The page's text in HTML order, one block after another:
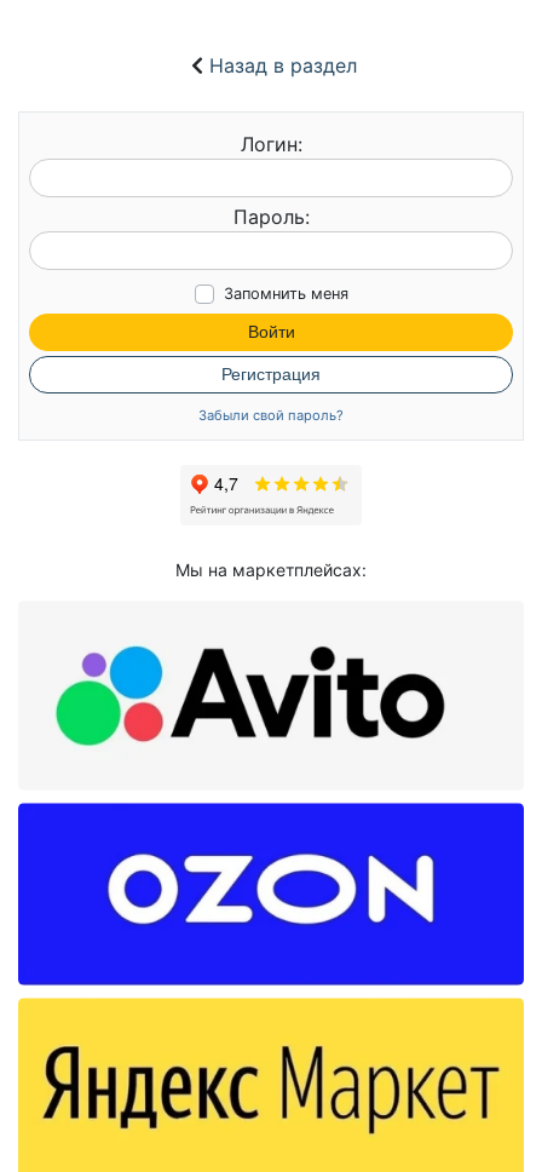
Назад в раздел
Логин:
Пароль:
Запомнить меня
Войти
Регистрация
Забыли свой пароль?
Мы на маркетплейсах: